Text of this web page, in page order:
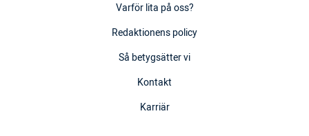
Varför lita på oss?
Redaktionens policy
Så betygsätter vi
Kontakt
Karriär